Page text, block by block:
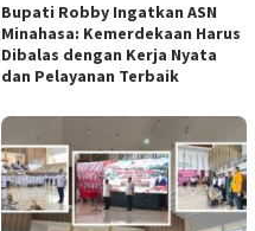
Bupati Robby Ingatkan ASN
Minahasa: Kemerdekaan Harus
Dibalas dengan Kerja Nyata
dan Pelayanan Terbaik